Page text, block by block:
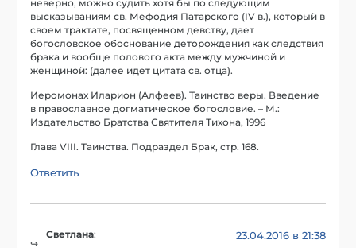
неверно, можно судить хотя бы по следующим
высказываниям св. Мефодия Патарского (IV в.), который в
своем трактате, посвященном девству, дает
богословское обоснование деторождения как следствия
брака и вообще полового акта между мужчиной и
женщиной: (далее идет цитата св. отца).
Иеромонах Иларион (Алфеев). Таинство веры. Введение
в православное догматическое богословие. – М.:
Издательство Братства Святителя Тихона, 1996
Глава VIII. Таинства. Подраздел Брак, стр. 168.
Ответить
Светлана: 23.04.2016 в 21:38